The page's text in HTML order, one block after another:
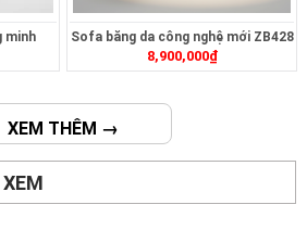
minh
Sofa băng da công nghệ mới ZB428
8,900,000₫
XEM THÊM →